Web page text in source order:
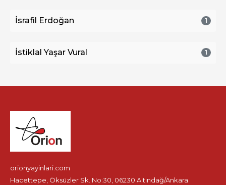
İsrafil Erdoğan 1
İstiklal Yaşar Vural 1
orionyayinlari.com
Hacettepe, Öksüzler Sk. No:30, 06230 Altındağ/Ankara